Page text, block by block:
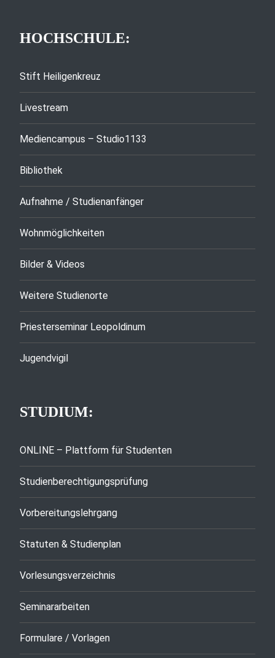
HOCHSCHULE:
Stift Heiligenkreuz
Livestream
Mediencampus – Studio1133
Bibliothek
Aufnahme / Studienanfänger
Wohnmöglichkeiten
Bilder & Videos
Weitere Studienorte
Priesterseminar Leopoldinum
Jugendvigil
STUDIUM:
ONLINE – Plattform für Studenten
Studienberechtigungsprüfung
Vorbereitungslehrgang
Statuten & Studienplan
Vorlesungsverzeichnis
Seminararbeiten
Formulare / Vorlagen